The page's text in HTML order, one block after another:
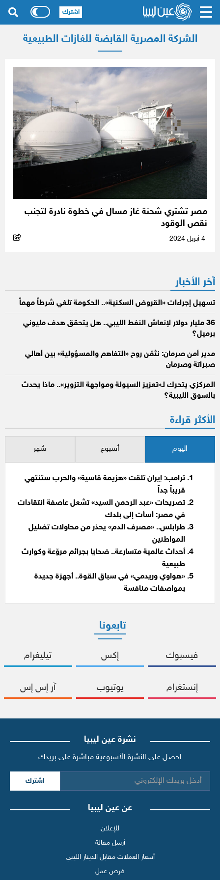
الشركة المصرية القابضة للغازات الطبيعية
مصر تشتري شحنة غاز مسال في خطوة نادرة لتجنب
نقص الوقود
آخر الأخبار
تسهيل إجراءات «القروض السكنية».. الحكومة تلغي شرطاً مهماً
36 مليار دولار لإنعاش النفط الليبي.. هل يتحقق هدف مليوني
برميل؟
مدير أمن صرمان: نثمّن روح «التفاهم والمسؤولية» بين أهالي
صبراتة وصرمان
المركزي يتحرك لـ«تعزيز السيولة ومواجهة التزوير».. ماذا يحدث
بالسوق الليبية؟
الأكثر قراءة
اليوم أسبوع شهر
ترامب: إيران تلقت «هزيمة قاسية» والحرب ستنتهي
قريباً جداً
تصريحات «عبد الرحمن السيد» تشعل عاصفة انتقادات
في مصر: أسأت إلى بلدك
طرابلس.. «مصرف الدم» يحذر من محاولات تضليل
المواطنين
أحداث عالمية متسارعة.. ضحايا بجرائم مروّعة وكوارث
طبيعية
«هواوي وريدمي» في سباق القوة.. أجهزة جديدة
بمواصفات منافسة
تابعونا
فيسبوك إكس تيليغرام
إنستغرام يوتيوب آر إس إس
نشرة عين ليبيا
احصل على النشرة الأسبوعية مباشرة على بريدك
اشترك
عن عين ليبيا
للإعلان
أرسل مقالة
أسعار العملات مقابل الدينار الليبي
فرص عمل
اشترك